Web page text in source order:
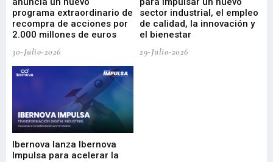
programa extraordinario de
recompra de acciones por
2.000 millones de euros
30-Julio-2026
sector industrial, el empleo
de calidad, la innovación y
el bienestar
29-Julio-2026
Ibernova lanza Ibernova
Impulsa para acelerar la